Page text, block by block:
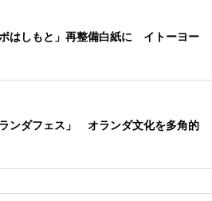
ボはしもと」再整備白紙に イトーヨー
ンダフェス」 オランダ文化を多角的